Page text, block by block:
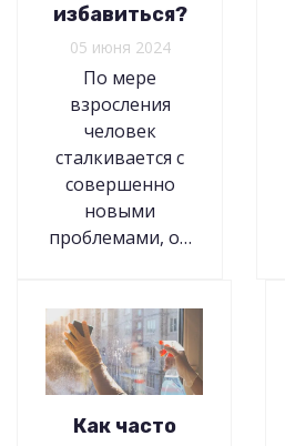
избавиться?
05 июня 2024
По мере
взросления
человек
сталкивается с
совершенно
новыми
проблемами, о…
Как часто